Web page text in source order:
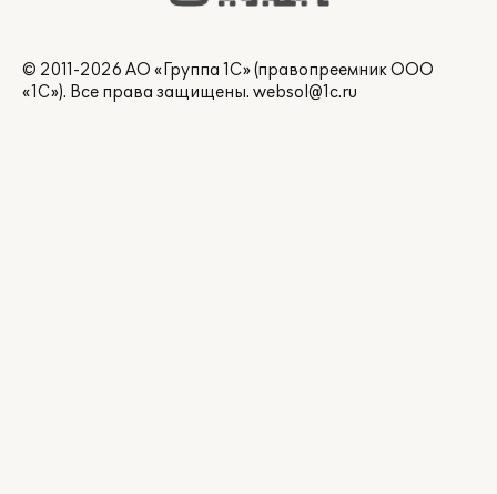
© 2011-2026 АО «Группа 1С» (правопреемник ООО
«1С»). Все права защищены. websol@1c.ru